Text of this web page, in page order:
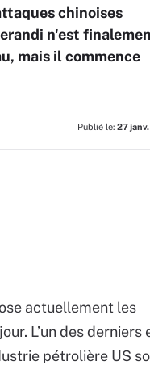
chinoises
n'est
mais il commence
Publié le: 27
actuellement les
L’un des derniers
pétrolière US